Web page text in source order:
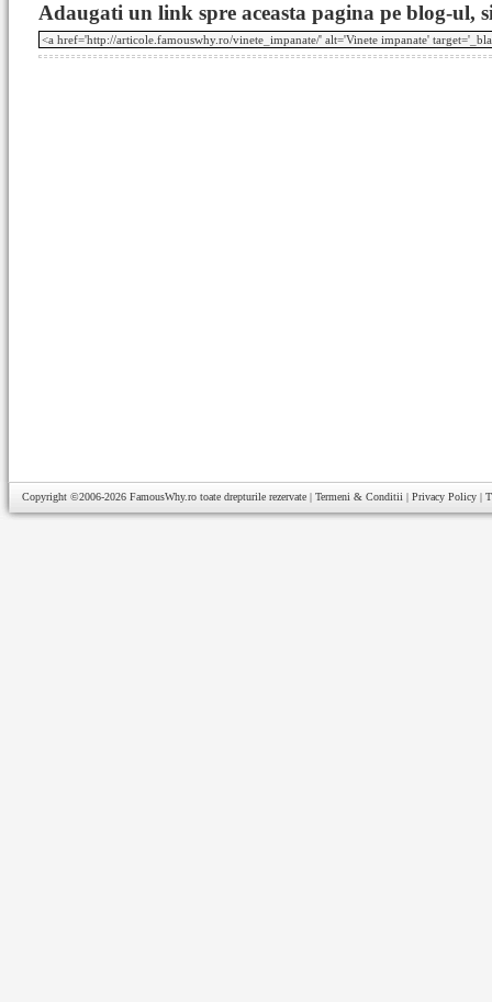
Adaugati un link spre aceasta pagina pe blog-ul,
Copyright ©2006-2026 FamousWhy.ro toate drepturile rezervate | Termeni & Conditii | Privacy Policy |